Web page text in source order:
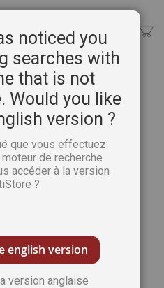
Tilda - Déco et
noticed you
searches with
that is not
Would you like
version ?
que vous effectuez
de recherche
accéder à la version
?
english version
version anglaise